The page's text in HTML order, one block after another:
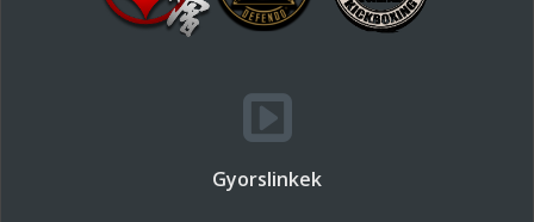
Gyorslinkek